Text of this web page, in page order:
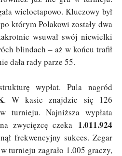
wieloetapowo. Kluczowy był
którym Polakowi zostały dwa
wsuwał swój niewielki
blindach – aż w końcu trafił
dała rady parze 55.
wypłat. Pula nagród
. W kasie znajdzie się 126
turnieju. Najniższa wypłata
zwycięzcę czeka 1.011.924
frekwencyjny sukces. Zegar
turnieju zagrało 1.005 graczy,